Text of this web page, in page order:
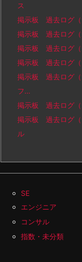
ス
掲示板 過去ログ
掲示板 過去ログ（
掲示板 過去ログ（
掲示板 過去ログ（
掲示板 過去ログ（
フ…
掲示板 過去ログ（
掲示板 過去ログ（
ル
SE
エンジニア
コンサル
指数・未分類